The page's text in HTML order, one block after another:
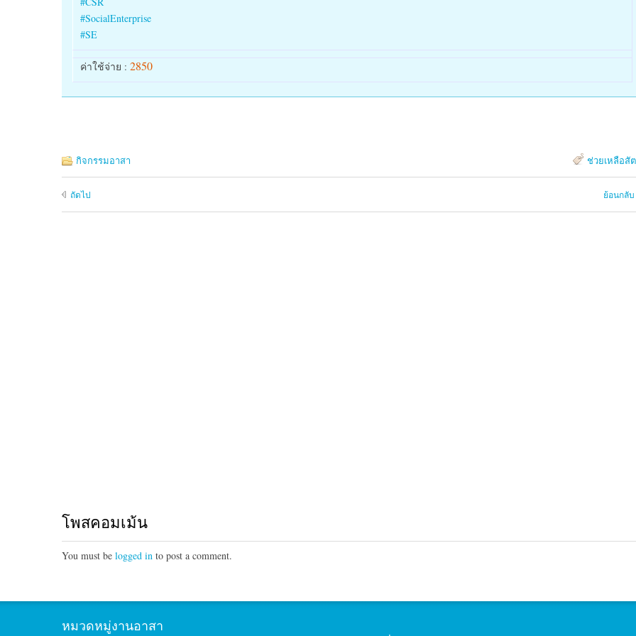
#SocialEnterprise
#SE
ค่าใช้จ่าย : 2850
กิจกรรมอาสา ช่วยเหลือสั
ถัดไป ย้อนกลับ
โพสคอมเม้น
You must be logged in to post a comment.
หมวดหมู่งานอาสา